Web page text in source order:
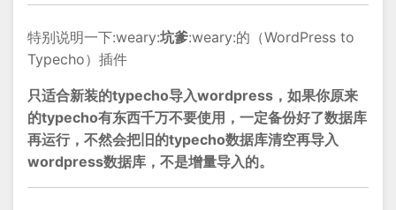
特别说明一下:weary:坑爹:weary:的（WordPress to
Typecho）插件
只适合新装的typecho导入wordpress，如果你原来
的typecho有东西千万不要使用，一定备份好了数据库
再运行，不然会把旧的typecho数据库清空再导入
wordpress数据库，不是增量导入的。